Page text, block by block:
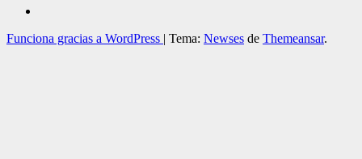
Funciona gracias a WordPress | Tema: Newses de Themeansar.